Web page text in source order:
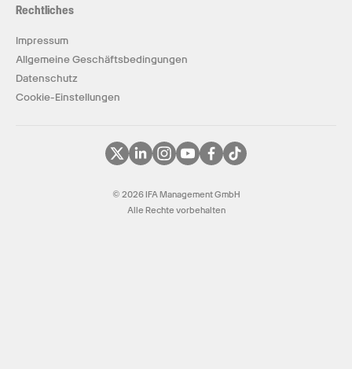
Rechtliches
Impressum
Allgemeine Geschäftsbedingungen
Datenschutz
Cookie-Einstellungen
© 2026 IFA Management GmbH
Alle Rechte vorbehalten